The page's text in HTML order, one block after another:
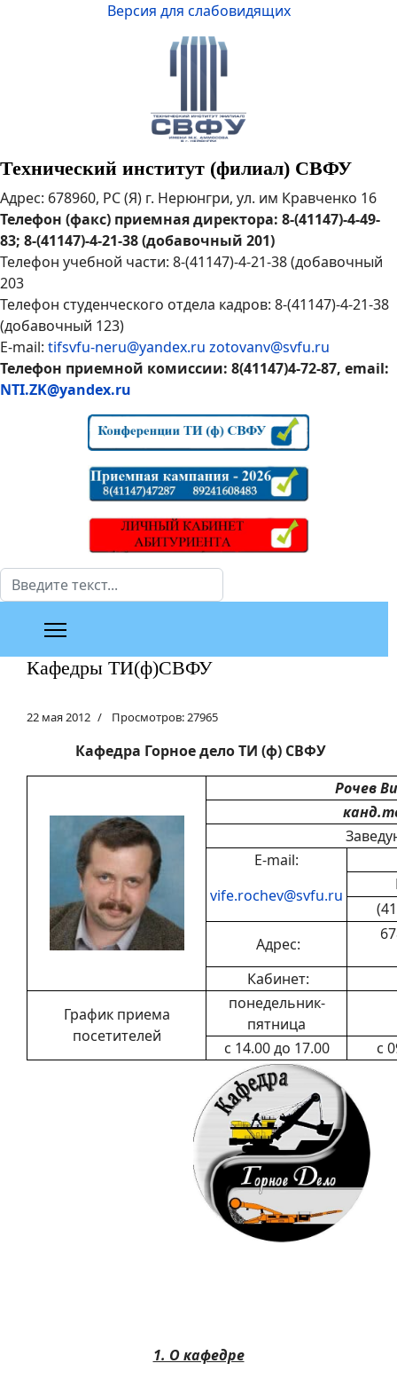
Версия для слабовидящих
Технический институт (филиал) СВФУ
Адрес: 678960, РС (Я) г. Нерюнгри, ул. им Кравченко 16
Телефон (факс) приемная директора: 8-(41147)-4-49-
83; 8-(41147)-4-21-38 (добавочный 201)
Телефон учебной части: 8-(41147)-4-21-38 (добавочный
203
Телефон студенческого отдела кадров: 8-(41147)-4-21-38
(добавочный 123)
E-mail: tifsvfu-neru@yandex.ru zotovanv@svfu.ru
Телефон приемной комиссии: 8(41147)4-72-87, email:
NTI.ZK@yandex.ru
Поиск
Кафедры ТИ(ф)СВФУ
22 мая 2012 Просмотров: 27965
Кафедра Горное дело ТИ (ф) СВФУ
Рочев
E-mail:
vife.rochev@svfu.ru
Адрес:
Кабинет:
График приема
посетителей
понедельник-
пятница
с 14.00 до 17.00
с
1. О кафедре